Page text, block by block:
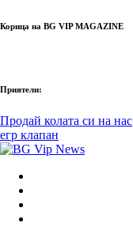
Корица на BG VIP MAGAZINE
Приятели:
Продай колата си на нас
егр клапан